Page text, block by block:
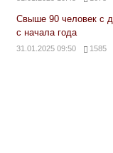
Свыше 90 человек с
с начала года
31.01.2025 09:50 1585